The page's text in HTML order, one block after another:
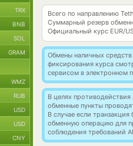
Всего по направлению
Суммарный резерв
Официальный курс EUR/
Обмены наличных
фиксирования курса
сервисом в электронном
В целях
обменные пункты
В случае если
обменную операцию для
соблюдения требований
TRX
BNB
SOL
GRAM
WMZ
RUB
USD
USD
CNY